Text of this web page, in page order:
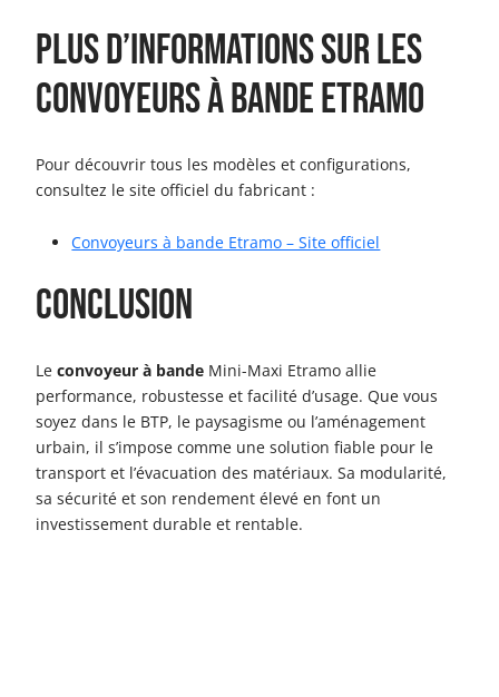
Plus d’informations sur les
convoyeurs à bande Etramo
Pour découvrir tous les modèles et configurations,
consultez le site officiel du fabricant :
Convoyeurs à bande Etramo – Site officiel
Conclusion
Leconvoyeur à bande Mini-Maxi Etramo allie
performance, robustesse et facilité d’usage. Que vous
soyez dans le BTP, le paysagisme ou l’aménagement
urbain, il s’impose comme une solution fiable pour le
transport et l’évacuation des matériaux. Sa modularité,
sa sécurité et son rendement élevé en font un
investissement durable et rentable.